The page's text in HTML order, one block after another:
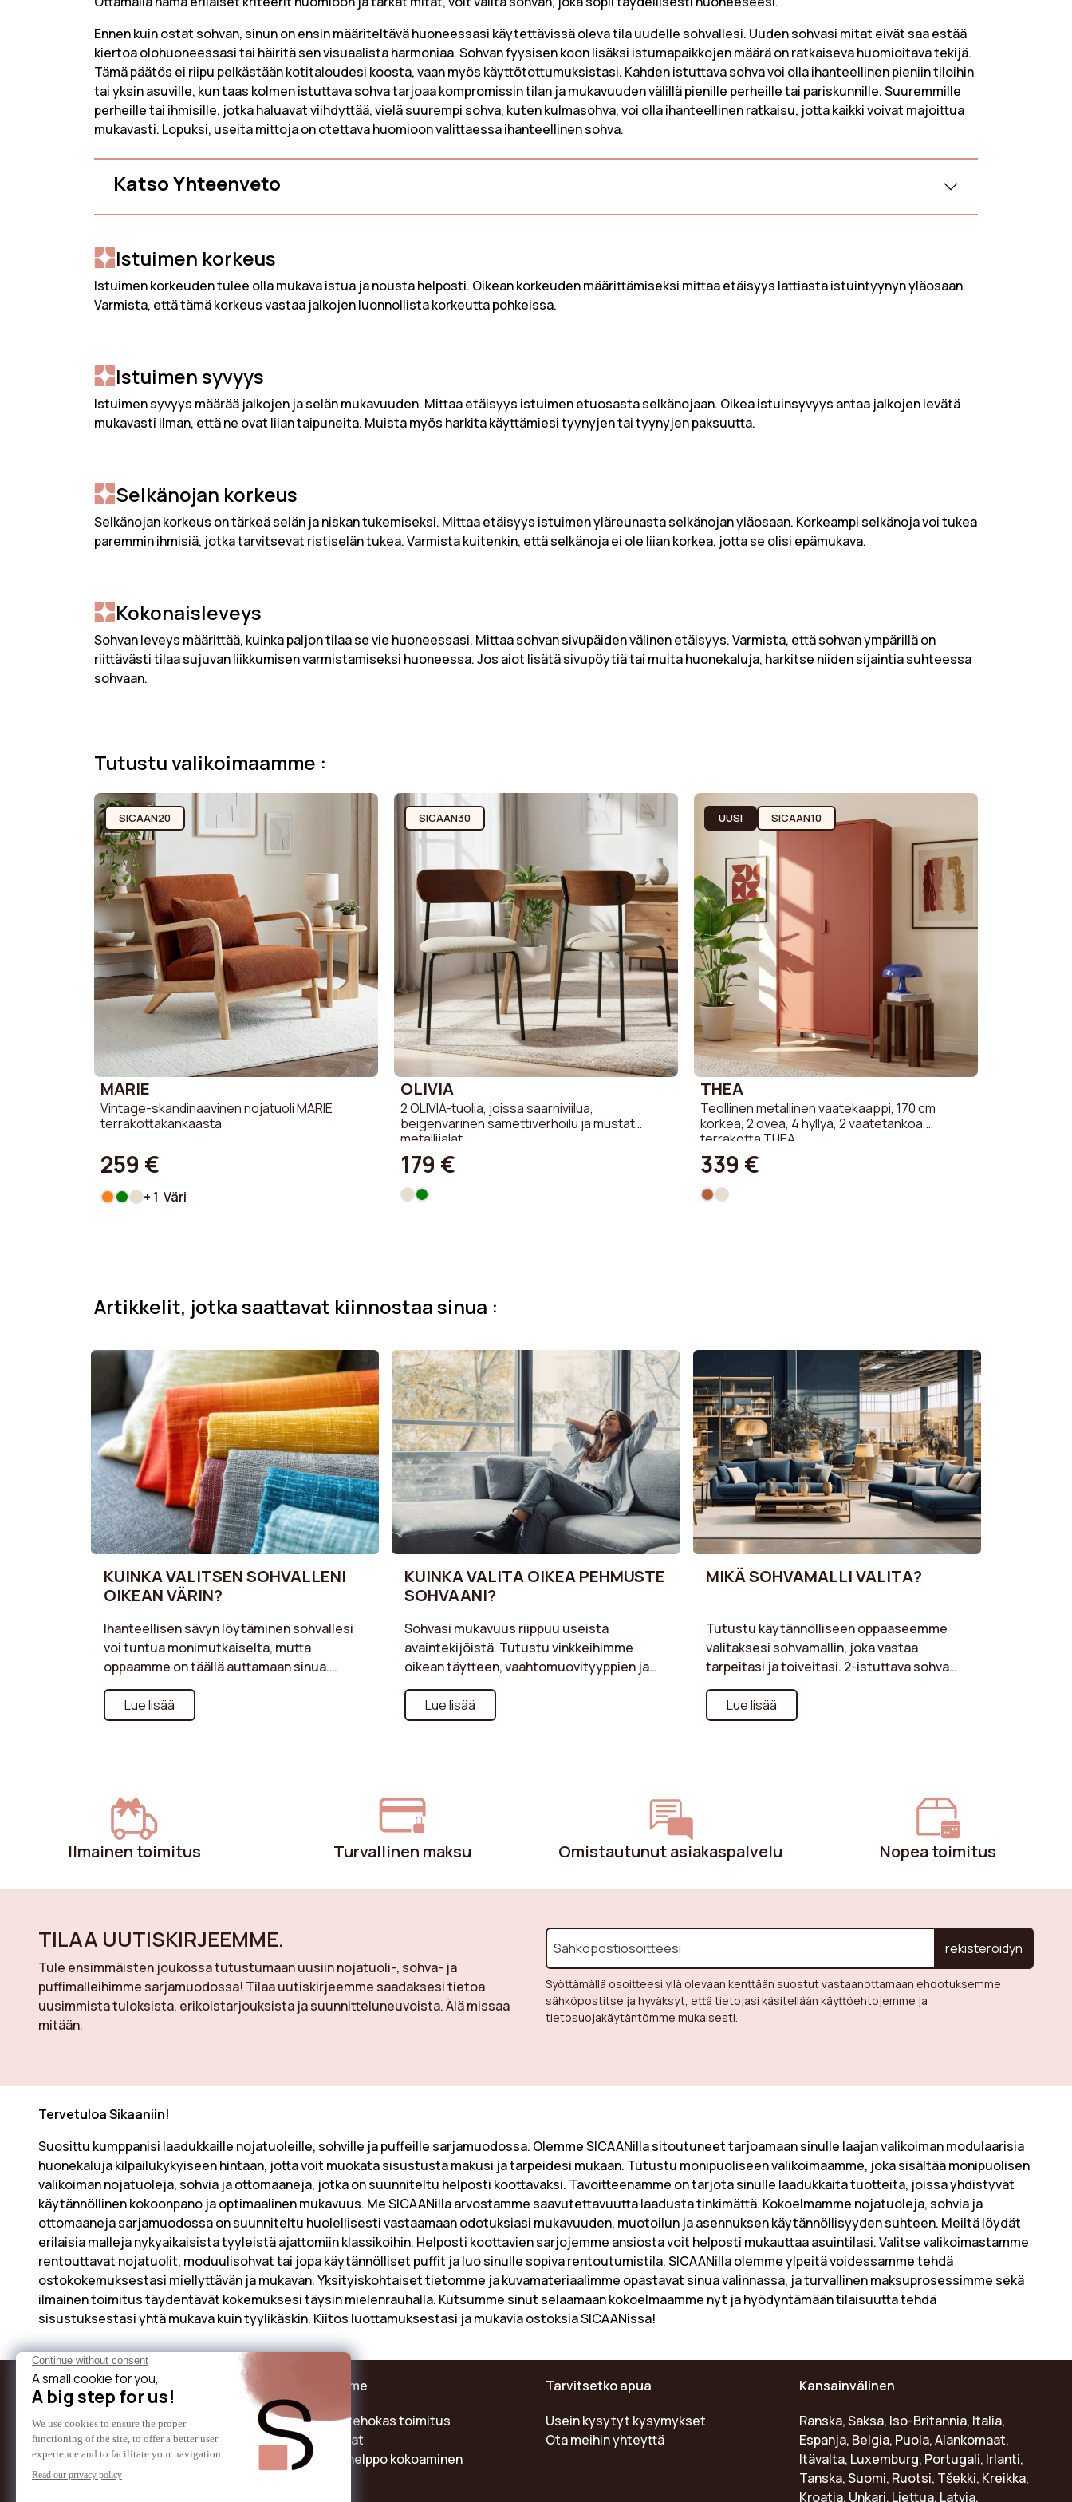
Tarvitsetko Apua
2 istuttava sohva
Vintage Sohva
Kangassohva
Bouclé-kankainen
sohva
Vakosamettisohva
Valkoinen Sohva
Oranssi Sohva
Harmaa sohva
Vihreä Sohva
Ennen kuin ostat sohvan, sinun on ensin määriteltävä huoneessasi käytettävissä oleva tila uudelle sohvallesi. Uuden sohvasi mitat eivät saa estää
kiertoa olohuoneessasi tai häiritä sen visuaalista harmoniaa. Sohvan fyysisen koon lisäksi istumapaikkojen määrä on ratkaiseva huomioitava tekijä.
Tämä päätös ei riipu pelkästään kotitaloudesi koosta, vaan myös käyttötottumuksistasi. Kahden istuttava sohva voi olla ihanteellinen pieniin tiloihin
tai yksin asuville, kun taas kolmen istuttava sohva tarjoaa kompromissin tilan ja mukavuuden välillä pienille perheille tai pariskunnille. Suuremmille
perheille tai ihmisille, jotka haluavat viihdyttää, vielä suurempi sohva, kuten kulmasohva, voi olla ihanteellinen ratkaisu, jotta kaikki voivat majoittua
mukavasti. Lopuksi, useita mittoja on otettava huomioon valittaessa ihanteellinen sohva.
Katso Yhteenveto
Istuimen korkeus
Istuimen korkeuden tulee olla mukava istua ja nousta helposti. Oikean korkeuden määrittämiseksi mittaa etäisyys lattiasta istuintyynyn yläosaan.
Varmista, että tämä korkeus vastaa jalkojen luonnollista korkeutta pohkeissa.
Istuimen syvyys
Istuimen syvyys määrää jalkojen ja selän mukavuuden. Mittaa etäisyys istuimen etuosasta selkänojaan. Oikea istuinsyvyys antaa jalkojen levätä
mukavasti ilman, että ne ovat liian taipuneita. Muista myös harkita käyttämiesi tyynyjen tai tyynyjen paksuutta.
Selkänojan korkeus
Selkänojan korkeus on tärkeä selän ja niskan tukemiseksi. Mittaa etäisyys istuimen yläreunasta selkänojan yläosaan. Korkeampi selkänoja voi tukea
paremmin ihmisiä, jotka tarvitsevat ristiselän tukea. Varmista kuitenkin, että selkänoja ei ole liian korkea, jotta se olisi epämukava.
Kokonaisleveys
Sohvan leveys määrittää, kuinka paljon tilaa se vie huoneessasi. Mittaa sohvan sivupäiden välinen etäisyys. Varmista, että sohvan ympärillä on
riittävästi tilaa sujuvan liikkumisen varmistamiseksi huoneessa. Jos aiot lisätä sivupöytiä tai muita huonekaluja, harkitse niiden sijaintia suhteessa
sohvaan.
Tutustu valikoimaamme :
SICAAN20
MARIE
Vintage-skandinaavinen nojatuoli MARIE
terrakottakankaasta
259 €
+ 1 Väri
SICAAN30
OLIVIA
2 OLIVIA-tuolia, joissa saarniviilua,
beigenvärinen samettiverhoilu ja mustat
metallijalat
179 €
UUSI SICAAN10
THEA
Teollinen metallinen vaatekaappi, 170 cm
korkea, 2 ovea, 4 hyllyä, 2 vaatetankoa,
terrakotta THEA
339 €
Artikkelit, jotka saattavat kiinnostaa sinua :
KUINKA VALITSEN SOHVALLENI
OIKEAN VÄRIN?
Ihanteellisen sävyn löytäminen sohvallesi
voi tuntua monimutkaiselta, mutta
oppaamme on täällä auttamaan sinua.
Etsitpä sitten hienovaraiseen tunnelmaan
sulautuvaa väriä tai rohkeampaa sävyä
olohuoneesi energisoimiseksi, tutustu
vaikutelmaan tai luonnolliset sävyt
lämpimään tunnelmaan: noudata
suosituksemme värivaihtoehtoa, joka
korostaa tilaasi ja heijastaa
Lue lisää
KUINKA VALITA OIKEA PEHMUSTE
SOHVAANI?
Sohvasi mukavuus riippuu useista
avaintekijöistä. Tutustu vinkkeihimme
oikean täytteen, vaahtomuovityyppien ja
rakenteiden valitsemiseksi, jotka parhaiten
vastaavat tarpeitasi. Suositko pehmeää vai
kiinteämpää istuinta? Nauti optimaalista
Lue lisää
MIKÄ SOHVAMALLI VALITA?
Tutustu käytännölliseen oppaaseemme
valitaksesi sohvamallin, joka vastaa
tarpeitasi ja toiveitasi. 2-istuttava sohva
pieniin tiloihin, kulmasohva tilavaan
olohuoneeseen tai modulaarinen sohva
maksimaalisen joustavuuden
Lue lisää
Ilmainen toimitus Turvallinen maksu Omistautunut asiakaspalvelu Nopea toimitus
TILAA UUTISKIRJEEMME.
Tule ensimmäisten joukossa tutustumaan uusiin nojatuoli-, sohva- ja
puffimalleihimme sarjamuodossa! Tilaa uutiskirjeemme saadaksesi tietoa
uusimmista tuloksista, erikoistarjouksista ja suunnitteluneuvoista. Älä missaa
mitään.
rekisteröidyn
Syöttämällä osoitteesi yllä olevaan kenttään suostut vastaanottamaan ehdotuksemme
sähköpostitse ja hyväksyt, että tietojasi käsitellään käyttöehtojemme ja
tietosuojakäytäntömme mukaisesti.
Tervetuloa Sikaaniin!
Suosittu kumppanisi laadukkaille nojatuoleille, sohville ja puffeille sarjamuodossa. Olemme SICAANilla sitoutuneet tarjoamaan sinulle laajan valikoiman modulaarisia
huonekaluja kilpailukykyiseen hintaan, jotta voit muokata sisustusta makusi ja tarpeidesi mukaan. Tutustu monipuoliseen valikoimaamme, joka sisältää monipuolisen
valikoiman nojatuoleja, sohvia ja ottomaaneja, jotka on suunniteltu helposti koottavaksi. Tavoitteenamme on tarjota sinulle laadukkaita tuotteita, joissa yhdistyvät
käytännöllinen kokoonpano ja optimaalinen mukavuus. Me SICAANilla arvostamme saavutettavuutta laadusta tinkimättä. Kokoelmamme nojatuoleja, sohvia ja
ottomaaneja sarjamuodossa on suunniteltu huolellisesti vastaamaan odotuksiasi mukavuuden, muotoilun ja asennuksen käytännöllisyyden suhteen. Meiltä löydät
erilaisia malleja nykyaikaisista tyyleistä ajattomiin klassikoihin. Helposti koottavien sarjojemme ansiosta voit helposti mukauttaa asuintilasi. Valitse valikoimastamme
rentouttavat nojatuolit, moduulisohvat tai jopa käytännölliset puffit ja luo sinulle sopiva rentoutumistila. SICAANilla olemme ylpeitä voidessamme tehdä
ostokokemuksestasi miellyttävän ja mukavan. Yksityiskohtaiset tietomme ja kuvamateriaalimme opastavat sinua valinnassa, ja turvallinen maksuprosessimme sekä
ilmainen toimitus täydentävät kokemuksesi täysin mielenrauhalla. Kutsumme sinut selaamaan kokoelmaamme nyt ja hyödyntämään tilaisuutta tehdä
sisustuksestasi yhtä mukava kuin tyylikäskin. Kiitos luottamuksestasi ja mukavia ostoksia SICAANissa!
Tietoja sikaanista
Keitä me olemme ?
Edullinen hinta
Palvelumme
Nopea ja tehokas toimitus
Maksutavat
Nopea ja helppo kokoaminen
Tarvitsetko apua
Usein kysytyt kysymykset
Ota meihin yhteyttä
Kansainvälinen
Ranska, Saksa, Iso-Britannia, Italia,
Espanja, Belgia, Puola, Alankomaat,
Itävalta, Luxemburg, Portugali, Irlanti,
Tanska, Suomi, Ruotsi, Tšekki, Kreikka,
Kroatia, Unkari, Liettua, Latvia,